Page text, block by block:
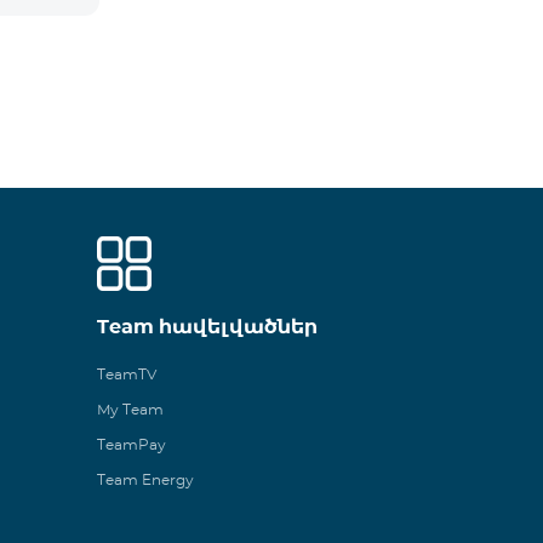
Team հավելվածներ
TeamTV
My Team
TeamPay
Team Energy